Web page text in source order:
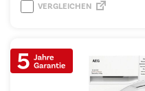
VERGLEICHEN